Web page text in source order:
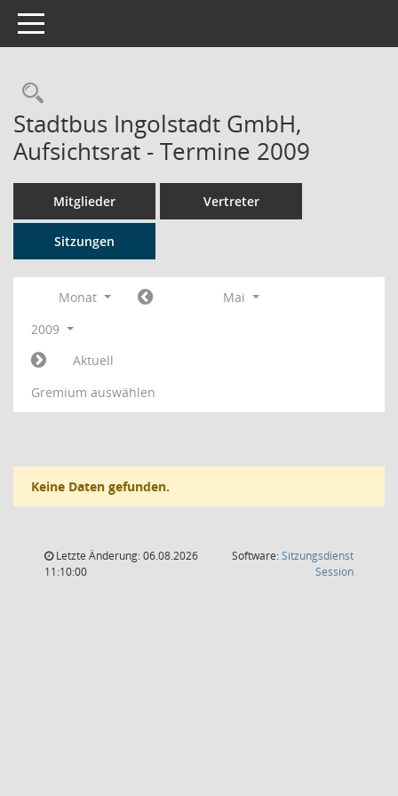
Toggle navigation
Rechercheauswahl
Stadtbus Ingolstadt GmbH,
Aufsichtsrat - Termine 2009
Mitglieder Vertreter
Sitzungen
Monat
Mai
2009
Aktuell
Gremium auswählen
Keine Daten gefunden.
Letzte Änderung: 06.08.2026
11:10:00
Software:Sitzungsdienst
Session(Wird in